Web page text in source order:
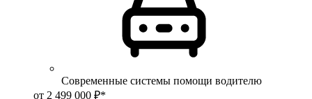
Современные системы помощи водителю
от 2 499 000 ₽*